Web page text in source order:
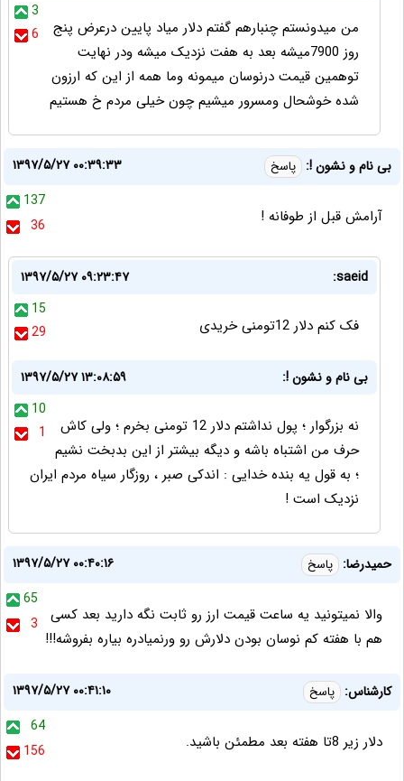
3
6
من میدونستم چنبارهم گفتم دلار میاد پایین درعرض پنج
روز 7900میشه بعد به هفت نزدیک میشه ودر نهایت
توهمین قیمت درنوسان میمونه وما همه از این که ارزون
شده خوشحال ومسرور میشیم چون خیلی مردم خ هستیم
بی نام و نشون !: پاسخ
۱۳۹۷/۵/۲۷ ۰۰:۳۹:۳۳
137
36
آرامش قبل از طوفانه !
saeid:
۱۳۹۷/۵/۲۷ ۰۹:۲۳:۴۷
15
29
فک کنم دلار 12تومنی خریدی
بی نام و نشون !:
۱۳۹۷/۵/۲۷ ۱۳:۰۸:۵۹
10
1
نه بزرگوار ؛ پول نداشتم دلار 12 تومنی بخرم ؛ ولی کاش
حرف من اشتباه باشه و دیگه بیشتر از این بدبخت نشیم
؛ به قول یه بنده خدایی : اندکی صبر ، روزگار سیاه مردم ایران
نزدیک است !
حمیدرضا: پاسخ
۱۳۹۷/۵/۲۷ ۰۰:۴۰:۱۶
65
3
والا نمیتونید یه ساعت قیمت ارز رو ثابت نگه دارید بعد کسی
هم با هفته کم نوسان بودن دلارش رو ورنمیادره بیاره بفروشه!!!
کارشناس: پاسخ
۱۳۹۷/۵/۲۷ ۰۰:۴۱:۱۰
64
156
دلار زیر 8تا هفته بعد مطمئن باشید.